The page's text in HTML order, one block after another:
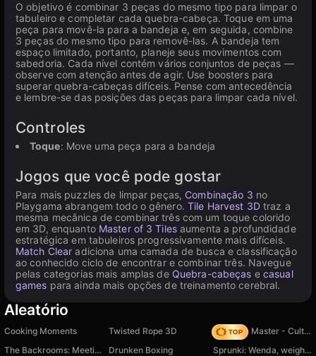
O objetivo é combinar 3 peças do mesmo tipo para limpar o
tabuleiro e completar cada quebra-cabeça. Toque em uma
peça para movê-la para a bandeja e, em seguida, combine
3 peças do mesmo tipo para removê-las. A bandeja tem
espaço limitado, portanto, planeje seus movimentos com
sabedoria. Cada nível contém vários conjuntos de peças —
observe com atenção antes de agir. Use boosters para
superar quebra-cabeças difíceis. Pense com antecedência
e lembre-se das posições das peças para limpar cada nível.
Controles
Toque: Move uma peça para a bandeja
Jogos que você pode gostar
Para mais puzzles de limpar peças, Combinação 3 no
Playgama abrangem todo o gênero. Tile Harvest 3Dtraz a
mesma mecânica de combinar três com um toque colorido
em 3D, enquanto Master of 3 Tilesaumenta a profundidade
estratégica em tabuleiros progressivamente mais difíceis.
Match Clear adiciona uma camada de busca e classificação
ao conhecido ciclo de encontrar e combinar três. Navegue
pelas categorias mais amplas de Quebra-cabeças e casual
games para ainda mais opções de treinamento cerebral.
Aleatório
Cooking Moments Twisted Rope 3D
Dungeon Master - Cult & Craft
The Backrooms: Meeting with Italian Neuro Animals
Drunken Boxing
Sprunki: Wenda, weight gain